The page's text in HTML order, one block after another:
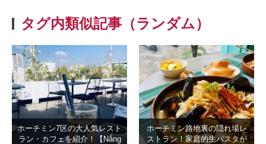
タグ内類似記事（ランダム）
ホーチミン7区の大人気レスト
ラン・カフェを紹介！【Nắng
ホーチミン路地裏の隠れ場レ
ストラン！家庭的生パスタが